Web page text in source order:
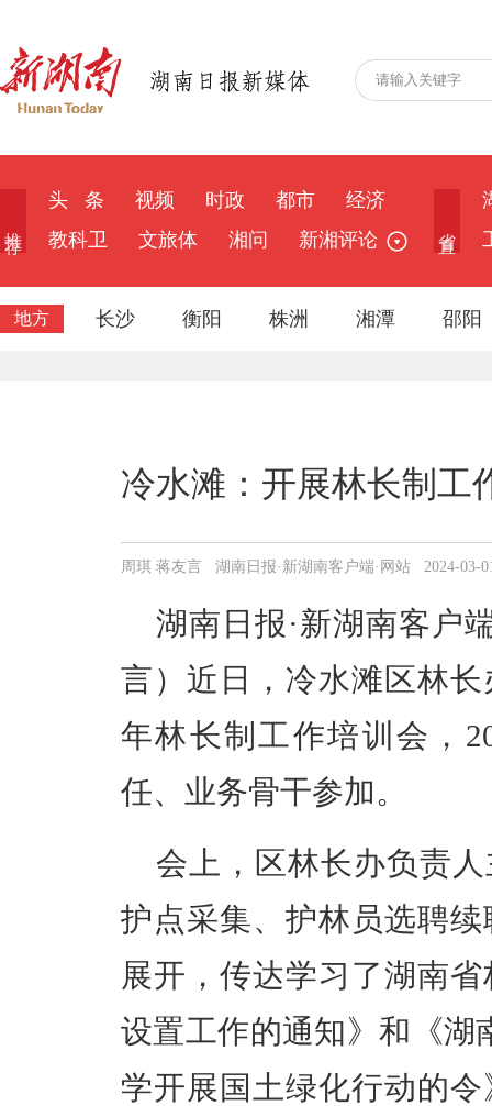
头 条 视频 时政 都市
经济
教科卫
文旅体 湘问 新湘评论
地方 长沙 衡阳 株洲 湘潭 邵阳
冷水滩：开展林长制工
周琪 蒋友言 湖南日报·新湖南客户端·网站 2024-03-
湖南日报·新湖南客户
言）近日，冷水滩区林
年林长制工作培训会，
任、业务骨干参加。
会上，区林长办负责
护点采集、护林员选聘
展开，传达学习了湖南
设置工作的通知》和《
学开展国土绿化行动的